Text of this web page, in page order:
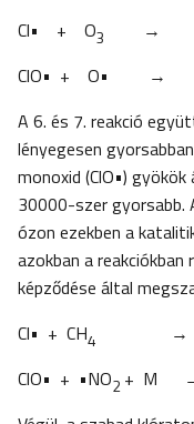
Cl• + O3 →
ClO• + O• →
A 6. és 7. reakció
lényegesen
monoxid (ClO•)
30000-szer gyorsabb.
ózon ezekben a
azokban a reakciókban
képződése által
Cl• + CH4 →
ClO• + •NO2 + M →